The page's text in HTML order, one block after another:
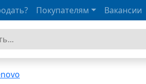
Покупателям Вакансии